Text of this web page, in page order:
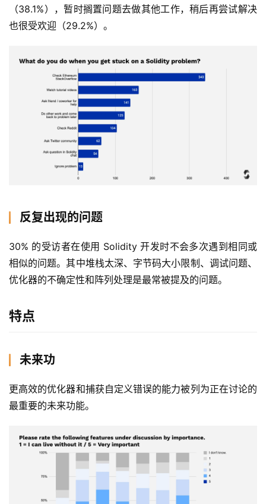
（38.1%），暂时搁置问题去做其他工作，稍后再尝试解决
也很受欢迎（29.2%）。
反复出现的问题
30% 的受访者在使用 Solidity 开发时不会多次遇到相同或
相似的问题。其中堆栈太深、字节码大小限制、调试问题、
优化器的不确定性和阵列处理是最常被提及的问题。
特点
未来功
更高效的优化器和捕获自定义错误的能力被列为正在讨论的
最重要的未来功能。